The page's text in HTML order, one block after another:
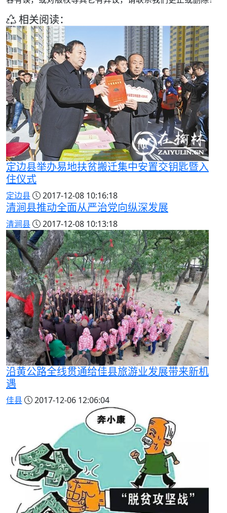
相关阅读：
定边县举办易地扶贫搬迁集中安置交钥匙暨入
住仪式
定边县 2017-12-08 10:16:18
清涧县推动全面从严治党向纵深发展
清涧县 2017-12-08 10:13:18
沿黄公路全线贯通给佳县旅游业发展带来新机
遇
佳县 2017-12-06 12:06:04